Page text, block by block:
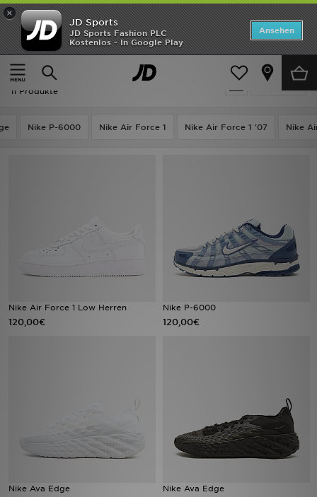
×
JD Sports
JD Sports Fashion PLC
Kostenlos - In Google Play
Ansehen
Startseite
Herren Herrenschuhe Retro Sneakers
verfeinern
Herren - Nike Retro Sneakers
11 Produkte
Nike P-6000 Nike Air Force 1 Nike Air Force 1 '07 Nike
Nike Air Force 1 Low Herren
120,00€
Nike P-6000
120,00€
Nike Ava Edge Nike Ava Edge
Startseite
ANGEBOTE
Marken
Bestsellers
Geschenkkarte
Filialfinder